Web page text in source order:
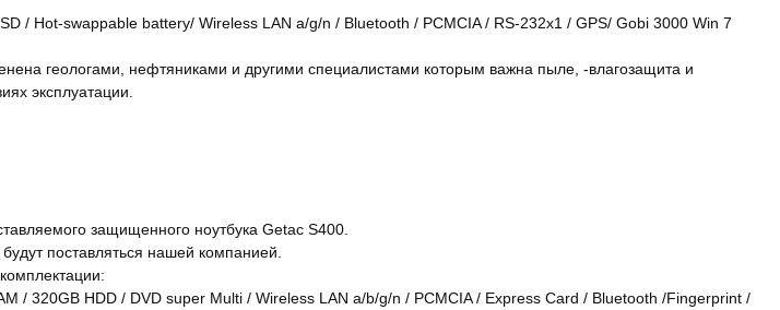
/ Hot-swappable battery/ Wireless LAN a/g/n / Bluetooth / PCMCIA / RS-232x1 / GPS/ Gobi 3000 Win 7
геологами, нефтяниками и другими специалистами которым важна пыле, -влагозащита и
эксплуатации.
защищенного ноутбука Getac S400.
поставляться нашей компанией.
/ 320GB HDD / DVD super Multi / Wireless LAN a/b/g/n / PCMCIA / Express Card / Bluetooth /Fingerprint /